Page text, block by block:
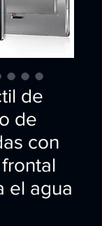
de
de
con
el agua